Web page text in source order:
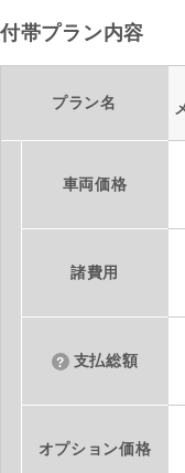
付帯プラン内容
プラン名
車両価格
諸費用
支払総額
オプション価格